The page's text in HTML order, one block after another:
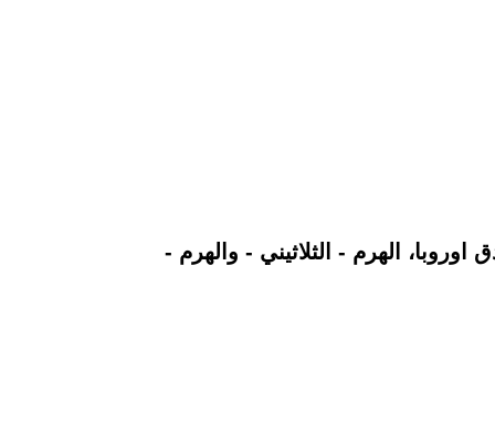
الهرم - الثلاثيني - والهرم -